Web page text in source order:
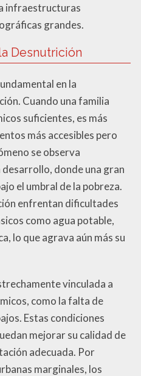
infraestructuras
grandes.
Desnutrición
en la
Cuando una familia
suficientes, es más
más accesibles pero
se observa
desarrollo, donde una gran
el umbral de la pobreza.
enfrentan dificultades
como agua potable,
lo que agrava aún más su
vinculada a
como la falta de
Estas condiciones
mejorar su calidad de
adecuada. Por
marginales, los